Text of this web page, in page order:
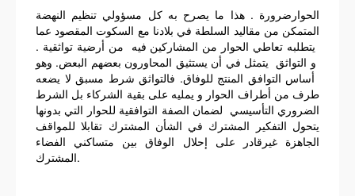
الحوارضرورة . هذا ما يصرح به كل مسؤولي تنظيم النهضة
المتمكن من مقاليد السلطة في بلادنا مع السكوت المقصود عما
يتطلبه تعاطي الحوار من المشاركين فيه من أرضية تواثقية .
و التواثق يتمثل في أن يستثيق المحاورون بعضهم البعض. وهو
أساس التوافق المنتج للوفاق. فالتواثق شرط مسبق لا يضعه
طرف من أطراف الحوار و يمليه على بقية الشركاء بل الشرط
الضروري التأسيسي لضمان الصفة التوافقية للحوار التي بدونها
يتحول التفكير المشترك في الشأن المشترك تقابلا للمواقف
الجاهزة غيرقادر على إحلال الوفاق بين متساكني الفضاء
المشترك.